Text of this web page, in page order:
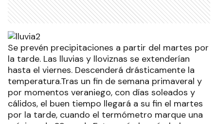
Se prevén precipitaciones a partir del martes por
la tarde. Las lluvias y lloviznas se extenderían
hasta el viernes. Descenderá drásticamente la
temperatura.Tras un fin de semana primaveral y
por momentos veraniego, con días soleados y
cálidos, el buen tiempo llegará a su fin el martes
por la tarde, cuando el termómetro marque una